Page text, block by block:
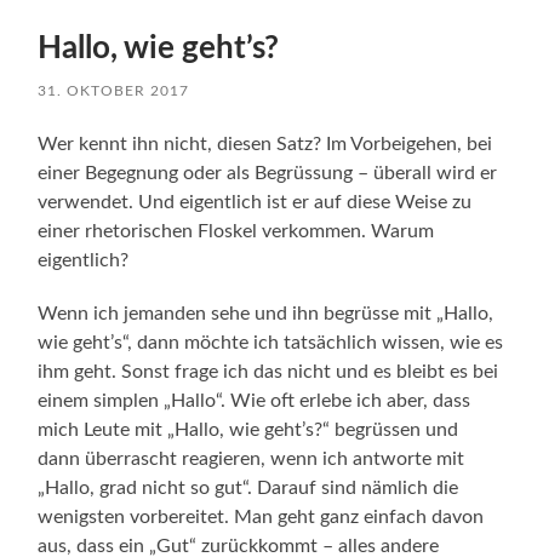
Hallo, wie geht’s?
31. OKTOBER 2017
Wer kennt ihn nicht, diesen Satz? Im Vorbeigehen, bei
einer Begegnung oder als Begrüssung – überall wird er
verwendet. Und eigentlich ist er auf diese Weise zu
einer rhetorischen Floskel verkommen. Warum
eigentlich?
Wenn ich jemanden sehe und ihn begrüsse mit „Hallo,
wie geht’s“, dann möchte ich tatsächlich wissen, wie es
ihm geht. Sonst frage ich das nicht und es bleibt es bei
einem simplen „Hallo“. Wie oft erlebe ich aber, dass
mich Leute mit „Hallo, wie geht’s?“ begrüssen und
dann überrascht reagieren, wenn ich antworte mit
„Hallo, grad nicht so gut“. Darauf sind nämlich die
wenigsten vorbereitet. Man geht ganz einfach davon
aus, dass ein „Gut“ zurückkommt – alles andere